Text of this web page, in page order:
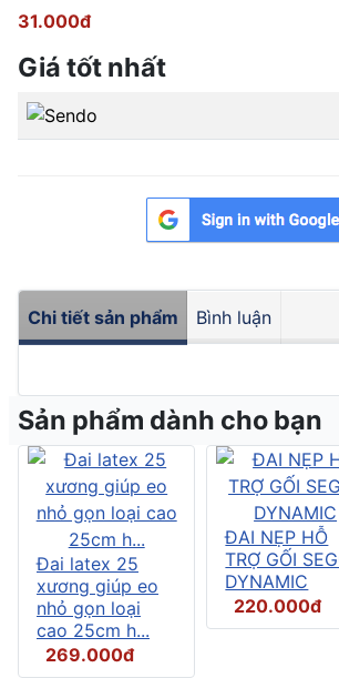
31.000đ
Giá tốt nhất
Chi tiết sản phẩm Bình luận
Sản phẩm dành cho bạn
Đai latex 25
xương giúp eo
nhỏ gọn loại
cao 25cm h...
269.000đ
ĐAI NẸP HỖ
TRỢ GỐI
DYNAMIC
220.000đ